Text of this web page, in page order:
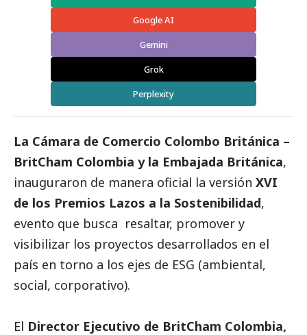
Google AI
Gemini
Grok
Perplexity
La Cámara de Comercio Colombo Británica –
BritCham Colombia y la Embajada Británica,
inauguraron de manera oficial la versión XVI
de los Premios Lazos a la Sostenibilidad,
evento que busca resaltar, promover y
visibilizar los proyectos desarrollados en el
país en torno a los ejes de ESG (ambiental,
social, corporativo).
El Director Ejecutivo de BritCham Colombia,